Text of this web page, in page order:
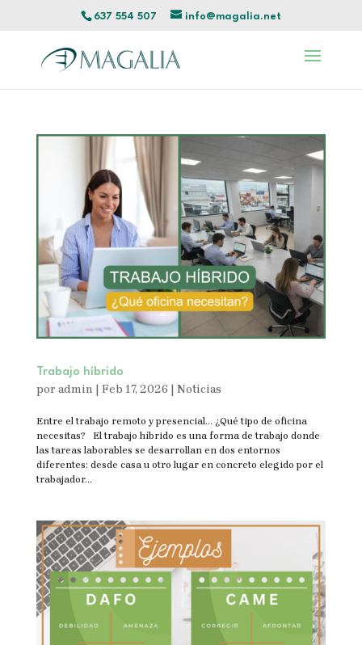
637 554 507 info@magalia.net
Trabajo híbrido
por admin | Feb 17, 2026 | Noticias
Entre el trabajo remoto y presencial… ¿Qué tipo de oficina
necesitas? El trabajo híbrido es una forma de trabajo donde
las tareas laborables se desarrollan en dos entornos
diferentes: desde casa u otro lugar en concreto elegido por el
trabajador...